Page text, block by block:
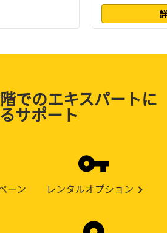
でのエキスパートに
サポート
ーン レンタルオプション